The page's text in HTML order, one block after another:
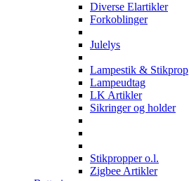
Diverse Elartikler
Forkoblinger
Julelys
Lampestik & Stikprop
Lampeudtag
LK Artikler
Sikringer og holder
Stikpropper o.l.
Zigbee Artikler